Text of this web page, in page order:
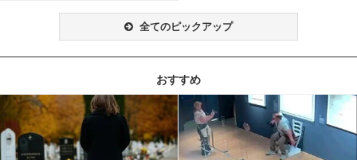
全てのピックアップ
おすすめ
記事を読む